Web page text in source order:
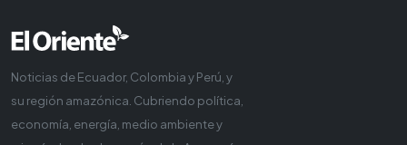
Noticias de Ecuador, Colombia y Perú, y
su región amazónica. Cubriendo política,
economía, energía, medio ambiente y